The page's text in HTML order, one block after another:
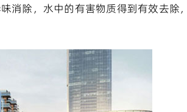
消除，水中的有害物质得到有效去除